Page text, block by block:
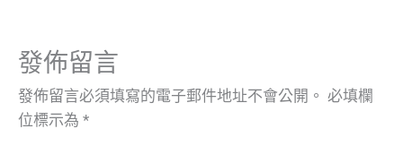
發佈留言
發佈留言必須填寫的電子郵件地址不會公開。 必填欄
位標示為 *